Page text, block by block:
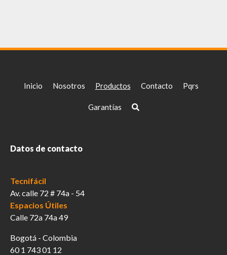
Inicio Nosotros Productos Contacto Pqrs
Garantías
Datos de contacto
Tecnifácil
Av. calle 72 # 74a - 54
Espacios Útiles
Calle 72a 74a 49
Bogotá - Colombia
60 1 743 01 12